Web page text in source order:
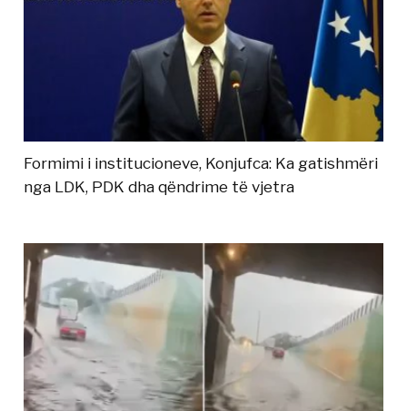
Formimi i institucioneve, Konjufca: Ka gatishmëri
nga LDK, PDK dha qëndrime të vjetra